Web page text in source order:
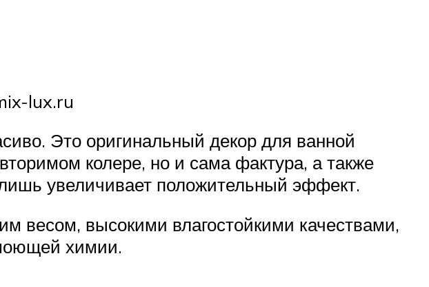
lux.ru
Это оригинальный декор для ванной
колере, но и сама фактура, а также
увеличивает положительный эффект.
весом, высокими влагостойкими качествами,
химии.